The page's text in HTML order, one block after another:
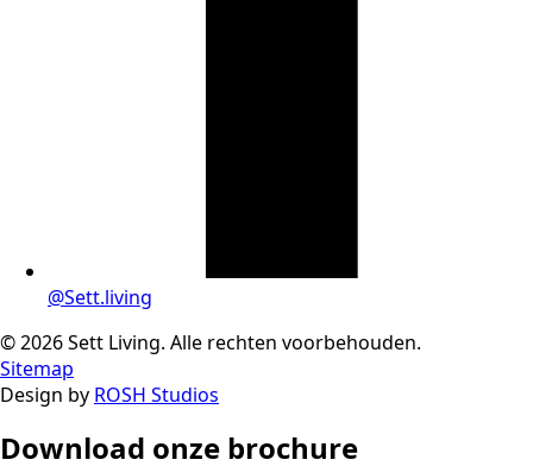
@Sett.living
© 2026 Sett Living. Alle rechten voorbehouden.
Sitemap
Design by ROSH Studios
Download onze brochure